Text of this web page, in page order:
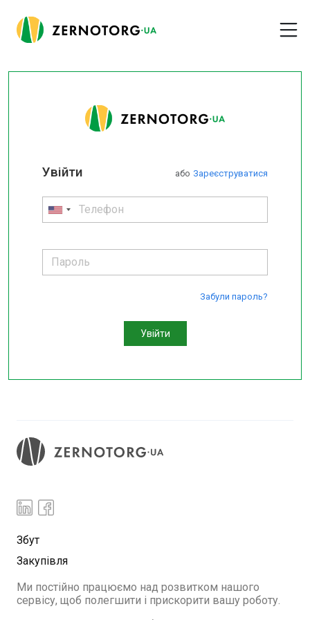
або Зареєструватися
Увійти
Забули пароль?
Увійти
Збут
Закупівля
Ми постійно працюємо над розвитком нашого
сервісу, щоб полегшити і прискорити вашу роботу.